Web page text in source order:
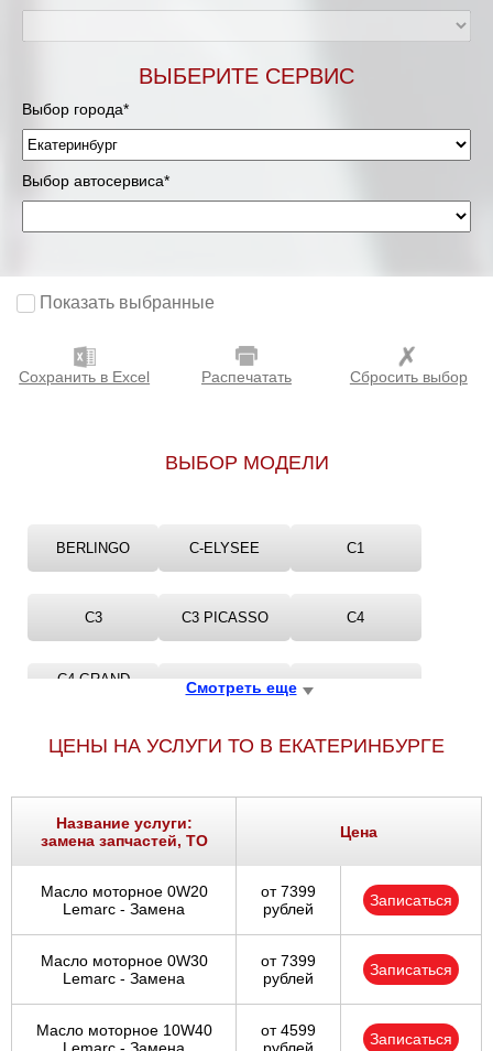
ВЫБЕРИТЕ СЕРВИС
Выбор города*
Выбор автосервиса*
Показать выбранные
Сохранить в Excel Распечатать Сбросить выбор
ВЫБОР МОДЕЛИ
BERLINGO C-ELYSEE C1
C3 C3 PICASSO C4
C4 GRAND
C5
XANTIA XM
Смотреть еще
ЦЕНЫ НА УСЛУГИ ТО В ЕКАТЕРИНБУРГЕ
Название услуги:
замена запчастей, ТО
Цена
Масло моторное 0W20
Lemarc - Замена
от 7399
рублей
Записаться
Масло моторное 0W30
Lemarc - Замена
от 7399
рублей
Записаться
Масло моторное 10W40
от 4599
Записаться